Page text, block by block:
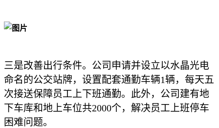
三是改善出行条件。公司申请并设立以水晶光电
命名的公交站牌，设置配套通勤车辆1辆，每天五
次接送保障员工上下班通勤。此外，公司建有地
下车库和地上车位共2000个，解决员工上班停车
困难问题。